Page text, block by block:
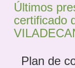
Últimos
certificado
Plan de